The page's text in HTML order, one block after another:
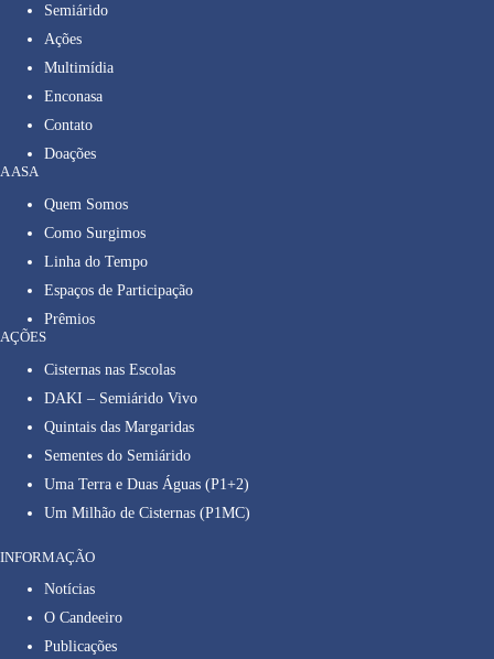
Semiárido
Ações
Multimídia
Enconasa
Contato
Doações
A ASA
Quem Somos
Como Surgimos
Linha do Tempo
Espaços de Participação
Prêmios
AÇÕES
Cisternas nas Escolas
DAKI – Semiárido Vivo
Quintais das Margaridas
Sementes do Semiárido
Uma Terra e Duas Águas (P1+2)
Um Milhão de Cisternas (P1MC)
INFORMAÇÃO
Notícias
O Candeeiro
Publicações